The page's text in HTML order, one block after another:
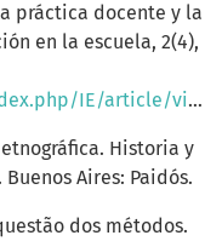
práctica docente y la
en la escuela, 2(4),
IE/article/view/9314
Historia y
Aires: Paidós.
dos métodos.